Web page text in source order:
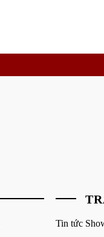
Tin tức